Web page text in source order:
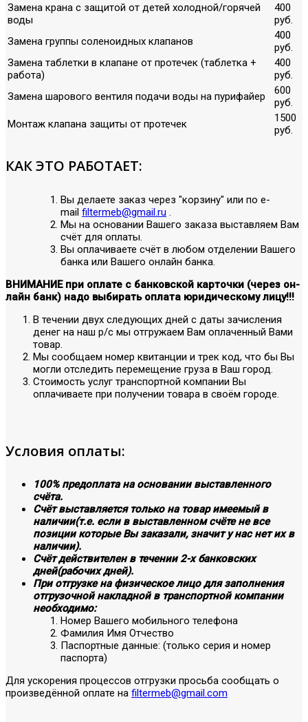
Замена крана с защитой от детей холодной/горячей
воды
400
руб.
Замена группы соленоидных клапанов
400
руб.
Замена таблетки в клапане от протечек (таблетка +
работа)
400
руб.
Замена шарового вентиля подачи воды на пурифайер
600
руб.
Монтаж клапана защиты от протечек
1500
руб.
КАК ЭТО РАБОТАЕТ:
Вы делаете заказ через "корзину" или по е-
mail filtermeb@gmail.ru .
Мы на основании Вашего заказа выставляем Вам
счёт для оплаты.
Вы оплачиваете счёт в любом отделении Вашего
банка или Вашего онлайн банка.
ВНИМАНИЕ при оплате с банковской карточки (через он-
лайн банк) надо выбирать оплата юридическому лицу!!!
В течении двух следующих дней с даты зачисления
денег на наш р/с мы отгружаем Вам оплаченный Вами
товар.
Мы сообщаем номер квитанции и трек код, что бы Вы
могли отследить перемещение груза в Ваш город.
Стоимость услуг транспортной компании Вы
оплачиваете при получении товара в своём городе.
Условия оплаты:
100% предоплата на основании выставленного
счёта.
Счёт выставляется только на товар имеемый в
наличии(т.е. если в выставленном счёте не все
позиции которые Вы заказали, значит у нас нет их в
наличии).
Счёт действителен в течении 2-х банковских
дней(рабочих дней).
При отгрузке на физическое лицо для заполнения
отгрузочной накладной в транспортной компании
необходимо:
Номер Вашего мобильного телефона
Фамилия Имя Отчество
Паспортные данные: (только серия и номер
паспорта)
Для ускорения процессов отгрузки просьба сообщать о
произведённой оплате на filtermeb@gmail.com